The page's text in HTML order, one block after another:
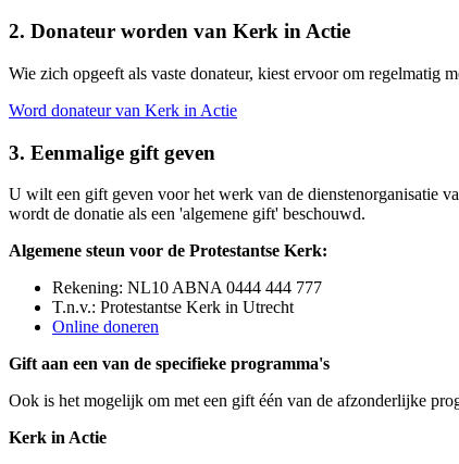
2. Donateur worden van Kerk in Actie
Wie zich opgeeft als vaste donateur, kiest ervoor om regelmatig
Word donateur van Kerk in Actie
3. Eenmalige gift geven
U wilt een gift geven voor het werk van de dienstenorganisatie
wordt de donatie als een 'algemene gift' beschouwd.
Algemene steun voor de Protestantse Kerk:
Rekening: NL10 ABNA 0444 444 777
T.n.v.: Protestantse Kerk in Utrecht
Online doneren
Gift aan een van de specifieke programma's
Ook is het mogelijk om met een gift één van de afzonderlijke
Kerk in Actie